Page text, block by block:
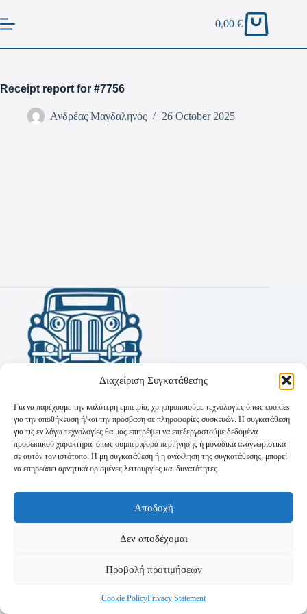
Διαχείριση Συγκατάθεσης
Για να παρέχουμε την καλύτερη εμπειρία, χρησιμοποιούμε τεχνολογίες όπως cookies
για την αποθήκευση ή/και την πρόσβαση σε πληροφορίες συσκευών. Η συγκατάθεση
για τις εν λόγω τεχνολογίες θα μας επιτρέψει να επεξεργαστούμε δεδομένα
προσωπικού χαρακτήρα, όπως συμπεριφορά περιήγησης ή μοναδικά αναγνωριστικά
σε αυτόν τον ιστότοπο. Η μη συγκατάθεση ή η ανάκληση της συγκατάθεσης, μπορεί
να επηρεάσει αρνητικά ορισμένες λειτουργίες και δυνατότητες.
Αποδοχή
Δεν αποδέχομαι
Προβολή προτιμήσεων
Cookie PolicyPrivacy Statement
0,00€
Receipt report for #7756
Ανδρέας Μαγδαληνός 26 October 2025
Πολιτική Απορρήτου
Τρόποι Αποστολής
Τρόποι Πληρωμής